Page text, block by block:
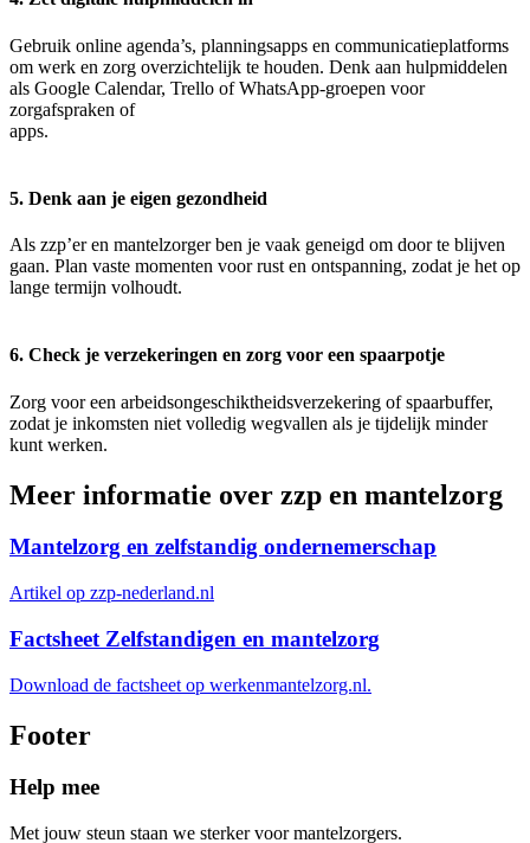
Gebruik online agenda’s, planningsapps en communicatieplatforms
om werk en zorg overzichtelijk te houden. Denk aan hulpmiddelen
als Google Calendar, Trello of WhatsApp-groepen voor
zorgafspraken of
apps.
5. Denk aan je eigen gezondheid
Als zzp’er en mantelzorger ben je vaak geneigd om door te blijven
gaan. Plan vaste momenten voor rust en ontspanning, zodat je het op
lange termijn volhoudt.
6. Check je verzekeringen en zorg voor een spaarpotje
Zorg voor een arbeidsongeschiktheidsverzekering of spaarbuffer,
zodat je inkomsten niet volledig wegvallen als je tijdelijk minder
kunt werken.
Meer informatie over zzp en mantelzorg
Mantelzorg en zelfstandig ondernemerschap
Artikel op zzp-nederland.nl
Factsheet Zelfstandigen en mantelzorg
Download de factsheet op werkenmantelzorg.nl.
Footer
Help mee
Met jouw steun staan we sterker voor mantelzorgers.